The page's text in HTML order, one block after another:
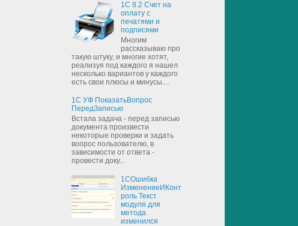
1С 8.2 Счет на
оплату с
печатями и
подписями
Многим
рассказываю про
такую штуку, и многие хотят,
реализуя под каждого я нашел
несколько вариантов у каждого
есть свои плюсы и минусы....
1С УФ ПоказатьВопрос
ПередЗаписью
Встала задача - перед записью
документа произвести
некоторые проверки и задать
вопрос пользователю, в
зависимости от ответа -
провести доку...
1СОшибка
ИзменениеИКонт
роль Текст
модуля для
метода
изменился